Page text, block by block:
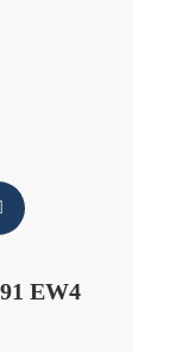
EW4